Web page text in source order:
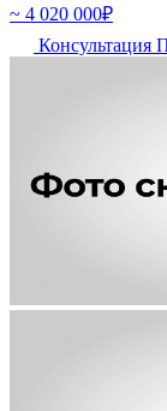
~ 4 020 000₽
Консультация